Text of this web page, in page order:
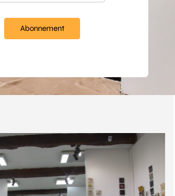
Abonnement